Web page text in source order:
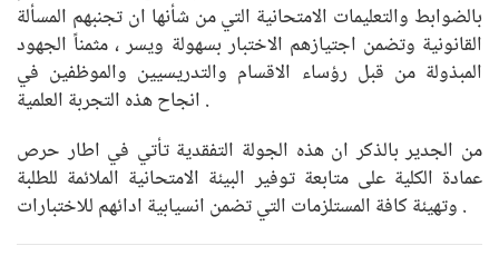
بالضوابط والتعليمات الامتحانية التي من شأنها ان تجنبهم المسألة
القانونية وتضمن اجتيازهم الاختبار بسهولة ويسر ، مثمناً الجهود
المبذولة من قبل رؤساء الاقسام والتدريسيين والموظفين في
انجاح هذه التجربة العلمية .
من الجدير بالذكر ان هذه الجولة التفقدية تأتي في اطار حرص
عمادة الكلية على متابعة توفير البيئة الامتحانية الملائمة للطلبة
وتهيئة كافة المستلزمات التي تضمن انسيابية ادائهم للاختبارات .